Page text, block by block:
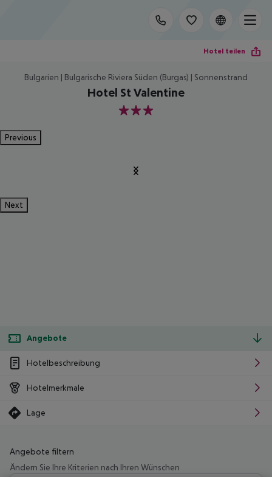
Hotel teilen
Bulgarien | Bulgarische Riviera Süden (Burgas) | Sonnenstrand
Hotel St Valentine
3
Previous
Next
Angebote
Hotelbeschreibung
Hotelmerkmale
Lage
Angebote filtern
Ändern Sie Ihre Kriterien nach Ihren Wünschen